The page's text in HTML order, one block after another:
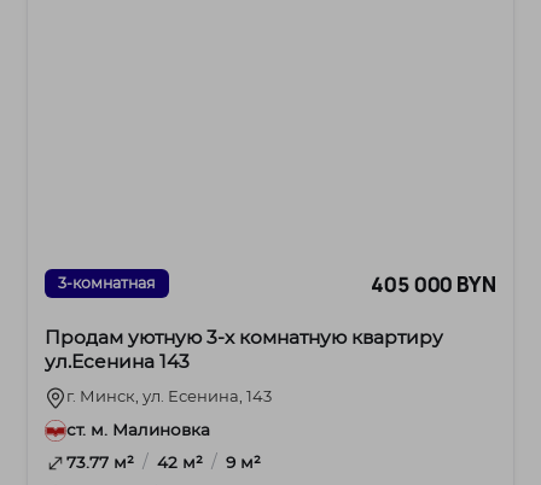
3-комнатная 405 000 BYN
Продам уютную 3-х комнатную квартиру
ул.Есенина 143
г. Минск, ул. Есенина, 143
ст. м. Малиновка
73.77 м² / 42 м² / 9 м²